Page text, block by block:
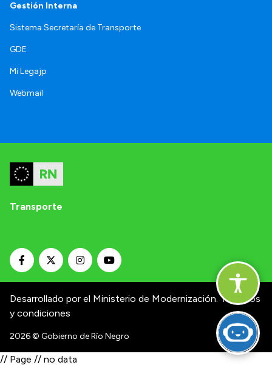
Gestión Interna
Sistema Secretaría de Transporte
GDE
Mi Legajp
Webmail
Transporte
Desarrollado por el Ministerio de Modernización. Términos
y condiciones
2026© Gobierno de Río Negro
// Page // no data